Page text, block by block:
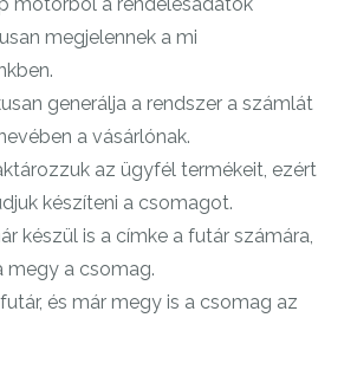
megjelennek a mi
generálja a rendszer a számlát
a vásárlónak.
az ügyfél termékeit, ezért
készíteni a csomagot.
készül is a címke a futár számára,
megy a csomag.
és már megy is a csomag az